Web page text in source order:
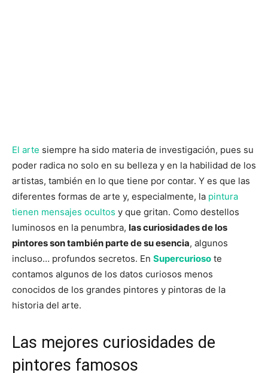
El arte siempre ha sido materia de investigación, pues su
poder radica no solo en su belleza y en la habilidad de los
artistas, también en lo que tiene por contar. Y es que las
diferentes formas de arte y, especialmente, la pintura
tienen mensajes ocultos y que gritan. Como destellos
luminosos en la penumbra, las curiosidades de los
pintores son también parte de su esencia, algunos
incluso… profundos secretos. En Supercurioso te
contamos algunos de los datos curiosos menos
conocidos de los grandes pintores y pintoras de la
historia del arte.
Las mejores curiosidades de
pintores famosos